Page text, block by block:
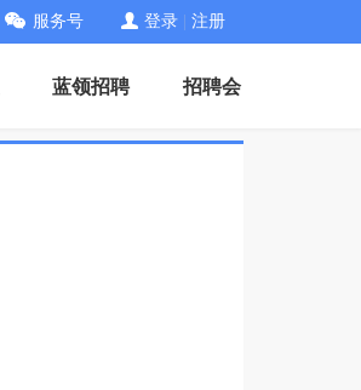
服务号 登录 注册
蓝领招聘 招聘会